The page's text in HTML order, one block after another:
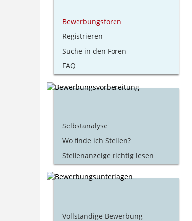
Bewerbungsforen
Registrieren
Suche in den Foren
FAQ
Selbstanalyse
Wo finde ich Stellen?
Stellenanzeige richtig lesen
Vollständige Bewerbung